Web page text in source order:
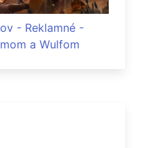
- Reklamné -
a Wulfom